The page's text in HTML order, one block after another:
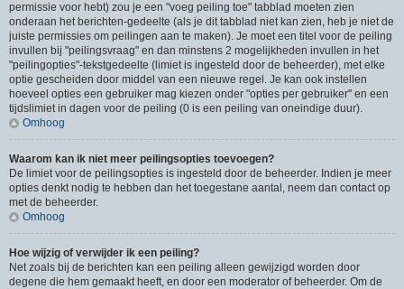
permissie voor hebt) zou je een "voeg peiling toe" tabblad moeten zien
onderaan het berichten-gedeelte (als je dit tabblad niet kan zien, heb je niet de
juiste permissies om peilingen aan te maken). Je moet een titel voor de peiling
invullen bij "peilingsvraag" en dan minstens 2 mogelijkheden invullen in het
"peilingopties"-tekstgedeelte (limiet is ingesteld door de beheerder), met elke
optie gescheiden door middel van een nieuwe regel. Je kan ook instellen
hoeveel opties een gebruiker mag kiezen onder "opties per gebruiker" en een
tijdslimiet in dagen voor de peiling (0 is een peiling van oneindige duur).
Omhoog
Waarom kan ik niet meer peilingsopties toevoegen?
De limiet voor de peilingsopties is ingesteld door de beheerder. Indien je meer
opties denkt nodig te hebben dan het toegestane aantal, neem dan contact op
met de beheerder.
Omhoog
Hoe wijzig of verwijder ik een peiling?
Net zoals bij de berichten kan een peiling alleen gewijzigd worden door
degene die hem gemaakt heeft, en door een moderator of beheerder. Om de